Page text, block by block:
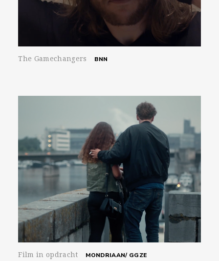
The Gamechangers BNN
Film in opdracht MONDRIAAN/ GGZE